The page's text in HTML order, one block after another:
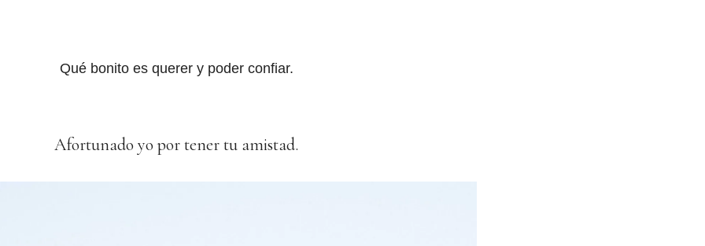
Qué bonito es querer y poder confiar.
Afortunado yo por tener tu amistad.